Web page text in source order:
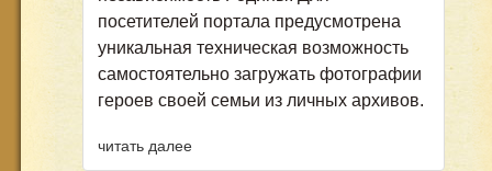
посетителей портала предусмотрена
уникальная техническая возможность
самостоятельно загружать фотографии
героев своей семьи из личных архивов.
читать далее